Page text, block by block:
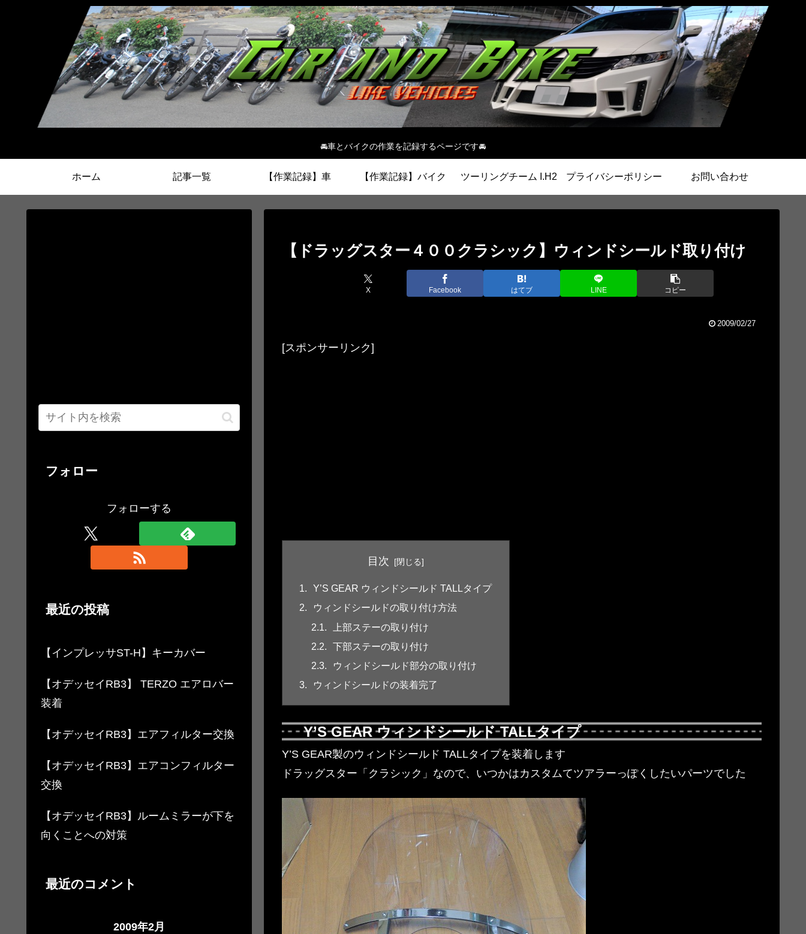
🚘車とバイクの作業を記録するページです🚘
ホーム 記事一覧 【作業記録】車 【作業記録】バイク ツーリングチーム I.H2 プライバシーポリシー お問い合わせ
【ドラッグスター４００クラシック】ウィンドシールド取り付け
X Facebook はてブ LINE コピー
2009/02/27
[スポンサーリンク]
目次
Y’S GEAR ウィンドシールド TALLタイプ
ウィンドシールドの取り付け方法
上部ステーの取り付け
下部ステーの取り付け
ウィンドシールド部分の取り付け
ウィンドシールドの装着完了
Y’S GEAR ウィンドシールド TALLタイプ
Y’S GEAR製のウィンドシールド TALLタイプを装着します
ドラッグスター「クラシック」なので、いつかはカスタムてツアラーっぽくしたいパーツでした
フォロー
フォローする
最近の投稿
【インプレッサST-H】キーカバー
【オデッセイRB3】 TERZO エアロバー
装着
【オデッセイRB3】エアフィルター交換
【オデッセイRB3】エアコンフィルター
交換
【オデッセイRB3】ルームミラーが下を
向くことへの対策
最近のコメント
2009年2月